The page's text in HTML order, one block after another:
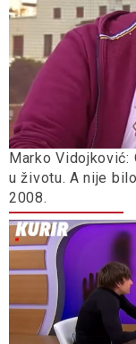
Marko Vidojković:
u životu. A nije
2008.